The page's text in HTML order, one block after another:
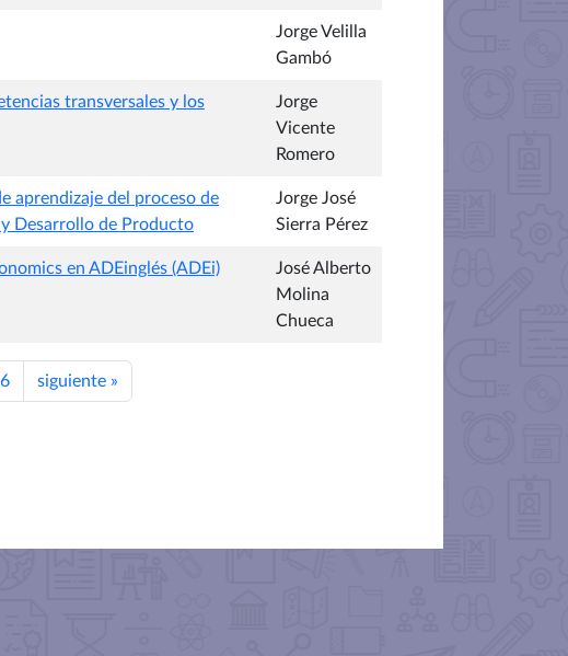
Jorge Velilla
Gambó
transversales y los
Jorge
Vicente
Romero
aprendizaje del proceso de
Desarrollo de Producto
Jorge José
Sierra Pérez
en ADEinglés (ADEi)
José Alberto
Molina
Chueca
siguiente »